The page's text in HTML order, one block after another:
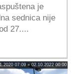
je
sednica nije
27....
07:09 » 02.10.2022 00:00